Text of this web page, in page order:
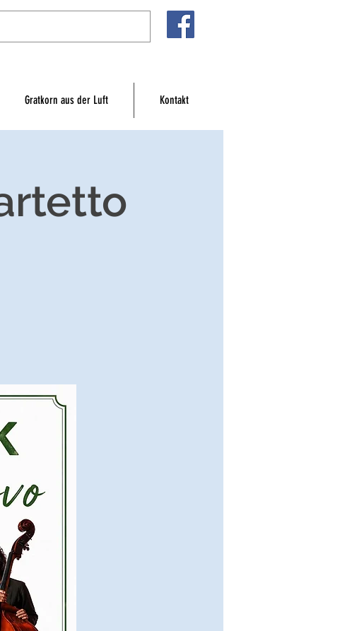
Gratkorn aus der Luft Kontakt